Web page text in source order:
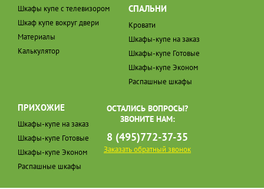
Шкафы купе с телевизором
Шкаф купе вокруг двери
Материалы
Калькулятор
СПАЛЬНИ
Кровати
Шкафы-купе на заказ
Шкафы-купе Готовые
Шкафы-купе Эконом
Распашные шкафы
ПРИХОЖИЕ
Шкафы-купе на заказ
Шкафы-купе Готовые
Шкафы-купе Эконом
Распашные шкафы
ОСТАЛИСЬ ВОПРОСЫ?
ЗВОНИТЕ НАМ:
8 (495)772-37-35
Заказать обратный звонок